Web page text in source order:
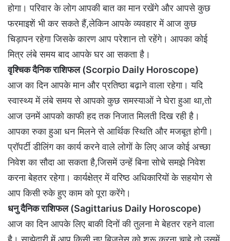
होगा। परिवार के लोग आपकी बात का मान रखेंगे और आपसे कुछ
फरमाइशें भी कर सकते हैं,लेकिन आपके व्यवहार में आज कुछ
चिड़ापन रहेगा जिसके कारण आप परेशान तो रहेंगे। आपका कोई
मित्र लंबे समय बाद आपके घर आ सकता है।
वृश्चिक दैनिक राशिफल (Scorpio Daily Horoscope)
आज का दिन आपके मान और प्रतिष्ठा बढ़ाने वाला रहेगा। यदि
स्वास्थ्य में लंबे समय से आपको कुछ समस्याओं ने घेरा हुआ था,तो
आज उनमें आपको काफी हद तक निजात मिलती दिख रही है।
आपका रुका हुआ धन मिलने से आर्थिक स्थिति और मजबूत होगी।
प्रॉपर्टी डीलिंग का कार्य करने वाले लोगों के लिए आज कोई अच्छा
निवेश का सौदा आ सकता है,जिसमें उन्हें बिना सोचे समझे निवेश
करना बेहतर रहेगा। कार्यक्षेत्र में वरिष्ठ अधिकारियों के सहयोग से
आप किसी रुके हुए काम को पूरा करेंगे।
धनु दैनिक राशिफल (Sagittarius Daily Horoscope)
आज का दिन आपके लिए बाकी दिनों की तुलना मे बेहतर रहने वाला